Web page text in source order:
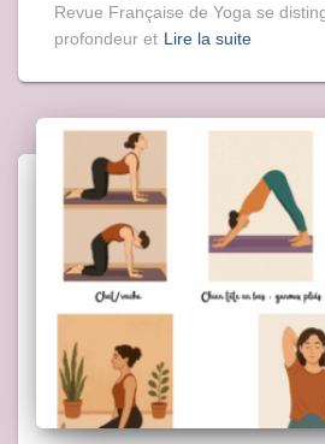
Revue Française de Yoga se
profondeur et Lire la suite